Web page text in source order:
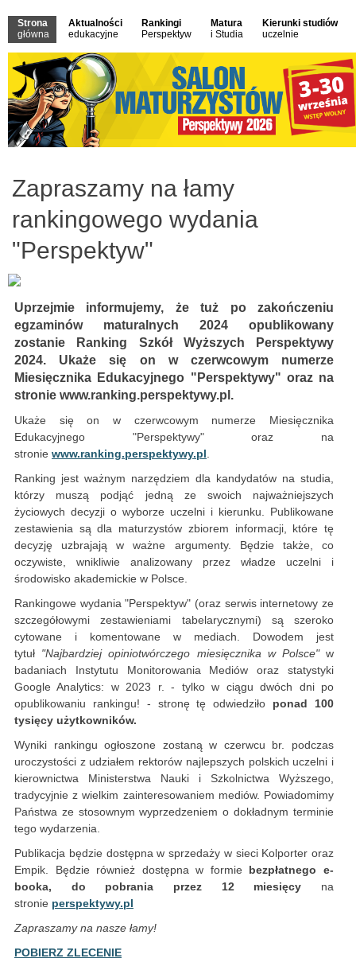
Strona
główna
Aktualności
edukacyjne
Rankingi
Perspektyw
Matura
i Studia
Kierunki studiów
uczelnie
Zapraszamy na łamy
rankingowego wydania
"Perspektyw"
Uprzejmie informujemy, że tuż po zakończeniu
egzaminów maturalnych 2024 opublikowany
zostanie Ranking Szkół Wyższych Perspektywy
2024. Ukaże się on w czerwcowym numerze
Miesięcznika Edukacyjnego "Perspektywy" oraz na
stronie www.ranking.perspektywy.pl.
Ukaże się on w czerwcowym numerze Miesięcznika
Edukacyjnego "Perspektywy" oraz na
stronie www.ranking.perspektywy.pl.
Ranking jest ważnym narzędziem dla kandydatów na studia,
którzy muszą podjąć jedną ze swoich najważniejszych
życiowych decyzji o wyborze uczelni i kierunku. Publikowane
zestawienia są dla maturzystów zbiorem informacji, które tę
decyzję uzbrajają w ważne argumenty. Będzie także, co
oczywiste, wnikliwie analizowany przez władze uczelni i
środowisko akademickie w Polsce.
Rankingowe wydania "Perspektyw" (oraz serwis internetowy ze
szczegółowymi zestawieniami tabelarycznymi) są szeroko
cytowane i komentowane w mediach. Dowodem jest
tytuł "Najbardziej opiniotwórczego miesięcznika w Polsce"w
badaniach Instytutu Monitorowania Mediów oraz statystyki
Google Analytics: w 2023 r. - tylko w ciągu dwóch dni po
opublikowaniu rankingu! - stronę tę odwiedziło ponad 100
tysięcy użytkowników.
Wyniki rankingu ogłoszone zostaną w czerwcu br. podczas
uroczystości z udziałem rektorów najlepszych polskich uczelni i
kierownictwa Ministerstwa Nauki i Szkolnictwa Wyższego,
tradycyjnie z wielkim zainteresowaniem mediów. Powiadomimy
Państwa ze stosownym wyprzedzeniem o dokładnym terminie
tego wydarzenia.
Publikacja będzie dostępna w sprzedaży w sieci Kolporter oraz
Empik. Będzie również dostępna w formie bezpłatnego e-
booka, do pobrania przez 12 miesięcy na
stronie perspektywy.pl
Zapraszamy na nasze łamy!
POBIERZ ZLECENIE